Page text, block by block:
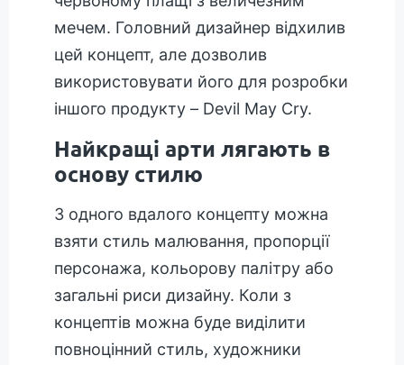
мечем. Головний дизайнер відхилив
цей концепт, але дозволив
використовувати його для розробки
іншого продукту – Devil May Cry.
Найкращі арти лягають в
основу стилю
З одного вдалого концепту можна
взяти стиль малювання, пропорції
персонажа, кольорову палітру або
загальні риси дизайну. Коли з
концептів можна буде виділити
повноцінний стиль, художники